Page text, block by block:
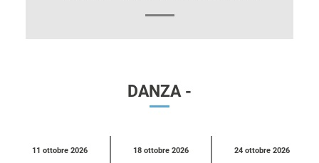
DANZA -
11 ottobre 2026 18 ottobre 2026 24 ottobre 2026